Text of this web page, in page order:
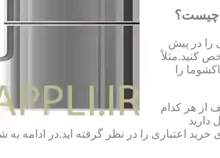
چیست؟
را در پیش
کنید.مثلاً
را
از هر کدام
دارید
اعتباری را در نظر گرفته اید.در